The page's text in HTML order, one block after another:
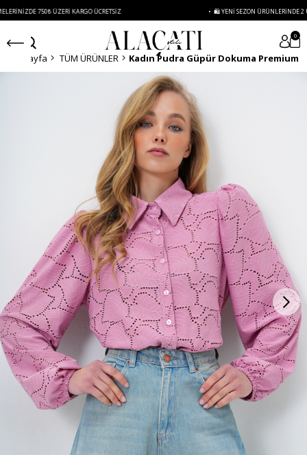
750₺ ÜZERI KARGO ÜCRETSIZ • 🛍️ YENI SEZON ÜRÜNLERINDE 2 ÜRÜN VE
0
Anasayfa TÜM ÜRÜNLER